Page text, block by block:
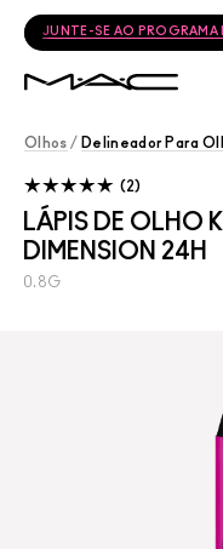
JUNTE-SE AO PROGRAMA
Olhos / Delineador Para
LÁPIS DE OLHO
DIMENSION 24H
0.8G
2